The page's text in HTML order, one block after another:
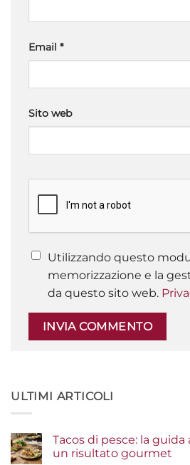
Email *
Sito web
Utilizzando questo
memorizzazione e la
da questo sito web.
ULTIMI ARTICOLI
Tacos di pesce: la
un risultato gourmet